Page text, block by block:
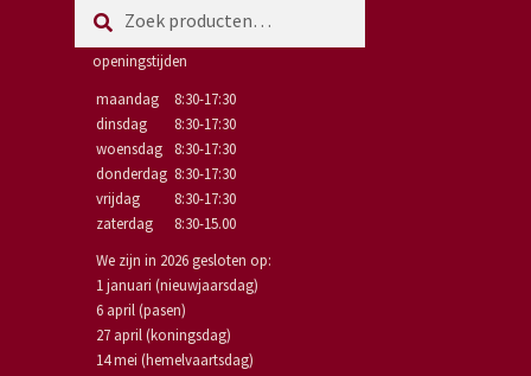
naar:
openingstijden
maandag
8:30-17:30
dinsdag
8:30-17:30
woensdag
8:30-17:30
donderdag 8:30-17:30
vrijdag
8:30-17:30
zaterdag
8:30-15.00
We zijn in 2026 gesloten op:
1 januari (nieuwjaarsdag)
6 april (pasen)
27 april (koningsdag)
14 mei (hemelvaartsdag)